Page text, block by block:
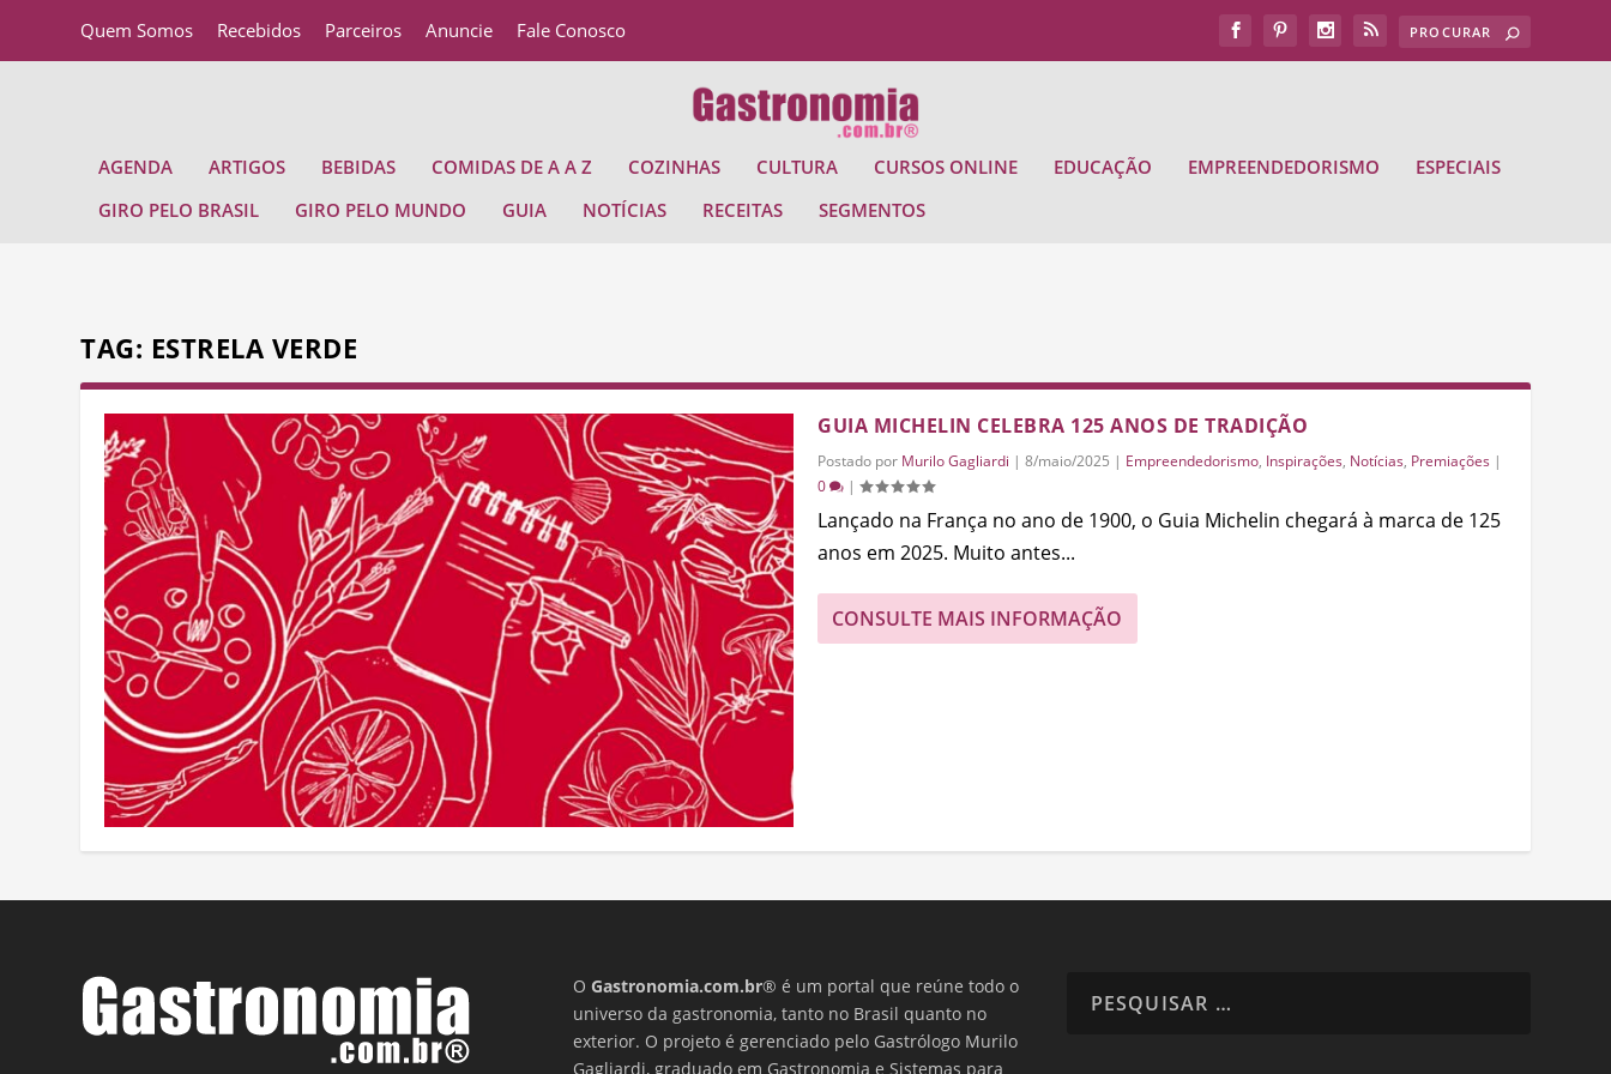
Quem Somos Recebidos Parceiros Anuncie Fale Conosco
AGENDA ARTIGOS BEBIDAS COMIDAS DE A A Z COZINHAS CULTURA CURSOS ONLINE EDUCAÇÃO EMPREENDEDORISMO
ESPECIAIS
GIRO PELO BRASIL
GIRO PELO MUNDO GUIA NOTÍCIAS RECEITAS SEGMENTOS
TAG: ESTRELA VERDE
GUIA MICHELIN CELEBRA 125 ANOS DE TRADIÇÃO
Postado por Murilo Gagliardi | 8/maio/2025 | Empreendedorismo, Inspirações, Notícias, Premiações |
0
|
Lançado na França no ano de 1900, o Guia Michelin chegará à marca de 125
anos em 2025. Muito antes...
CONSULTE MAIS INFORMAÇÃO
OGastronomia.com.br® é um portal que reúne todo o
universo da gastronomia, tanto no Brasil quanto no
exterior. O projeto é gerenciado pelo Gastrólogo Murilo
Gagliardi, graduado em Gastronomia e Sistemas para